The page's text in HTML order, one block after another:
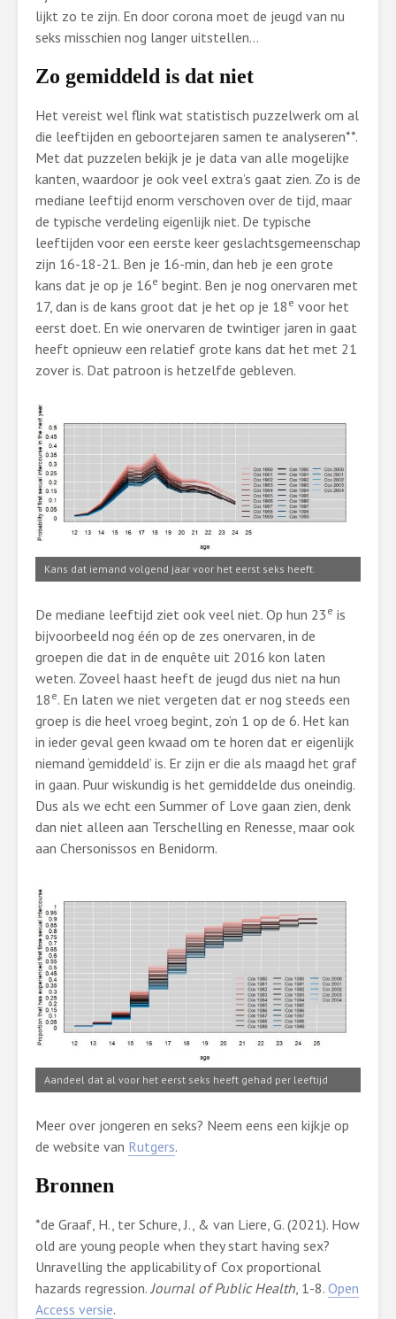
lijkt zo te zijn. En door corona moet de jeugd van nu
seks misschien nog langer uitstellen…
Zo gemiddeld is dat niet
Het vereist wel flink wat statistisch puzzelwerk om al
die leeftijden en geboortejaren samen te analyseren**.
Met dat puzzelen bekijk je je data van alle mogelijke
kanten, waardoor je ook veel extra’s gaat zien. Zo is de
mediane leeftijd enorm verschoven over de tijd, maar
de typische verdeling eigenlijk niet. De typische
leeftijden voor een eerste keer geslachtsgemeenschap
zijn 16-18-21. Ben je 16-min, dan heb je een grote
kans dat je op je 16e begint. Ben je nog onervaren met
17, dan is de kans groot dat je het op je 18 e voor het
eerst doet. En wie onervaren de twintiger jaren in gaat
heeft opnieuw een relatief grote kans dat het met 21
zover is. Dat patroon is hetzelfde gebleven.
Kans dat iemand volgend jaar voor het eerst seks heeft.
De mediane leeftijd ziet ook veel niet. Op hun 23 e is
bijvoorbeeld nog één op de zes onervaren, in de
groepen die dat in de enquête uit 2016 kon laten
weten. Zoveel haast heeft de jeugd dus niet na hun
18 e. En laten we niet vergeten dat er nog steeds een
groep is die heel vroeg begint, zo’n 1 op de 6. Het kan
in ieder geval geen kwaad om te horen dat er eigenlijk
niemand ‘gemiddeld’ is. Er zijn er die als maagd het graf
in gaan. Puur wiskundig is het gemiddelde dus oneindig.
Dus als we echt een Summer of Love gaan zien, denk
dan niet alleen aan Terschelling en Renesse, maar ook
aan Chersonissos en Benidorm.
Aandeel dat al voor het eerst seks heeft gehad per leeftijd
Meer over jongeren en seks? Neem eens een kijkje op
de website van Rutgers.
Bronnen
*de Graaf, H., ter Schure, J., & van Liere, G. (2021). How
old are young people when they start having sex?
Unravelling the applicability of Cox proportional
hazards regression. Journal of Public Health , 1-8. Open
Access versie.